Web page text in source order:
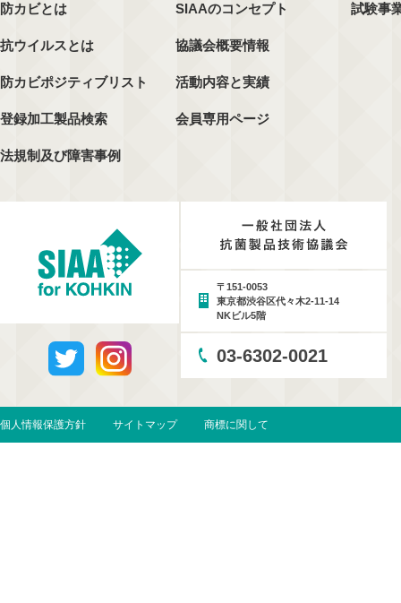
防カビとは
抗ウイルスとは
防カビポジティブリスト
登録加工製品検索
法規制及び障害事例
SIAAのコンセプト
協議会概要情報
活動内容と実績
会員専用ページ
試験事
〒151-0053
東京都渋谷区代々木2-11-14
NKビル5階
03-6302-0021
個人情報保護方針 サイトマップ 商標に関して